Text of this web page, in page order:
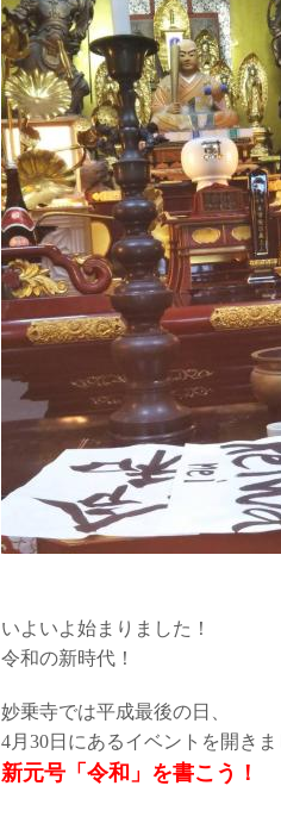
いよいよ始まりました！
令和の新時代！
妙乗寺では平成最後の日、
4月30日にあるイベントを開きま
新元号「令和」を書こう！